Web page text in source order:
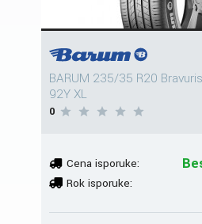
BARUM 235/35 R20
92Y XL
0
Cena isporuke:
Rok isporuke: